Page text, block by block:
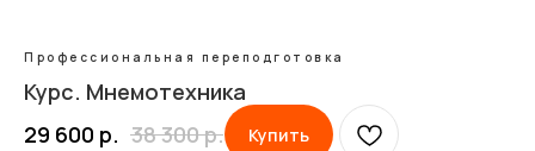
Профессиональная переподготовка
Курс. Мнемотехника
29 600 р. 38 300р. Купить